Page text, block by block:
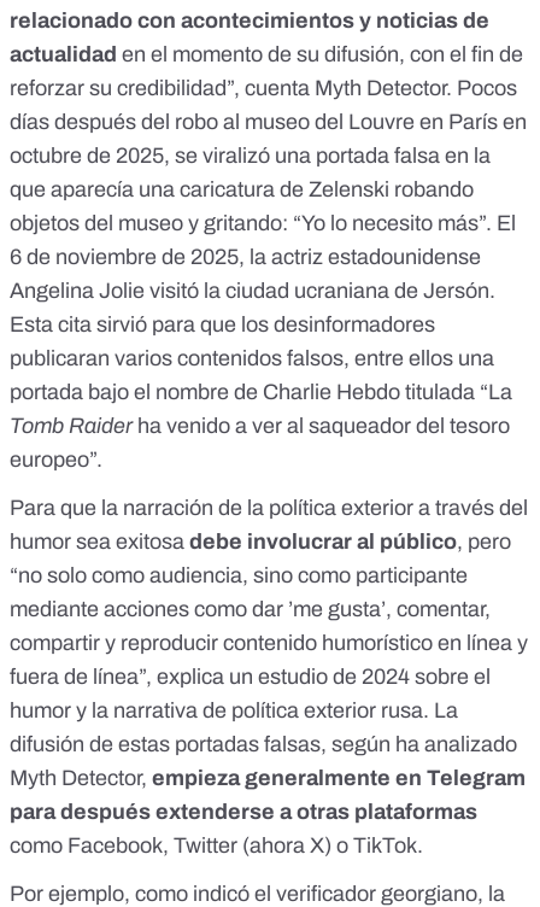
relacionado con acontecimientos y noticias de
actualidad en el momento de su difusión, con el fin de
reforzar su credibilidad”, cuenta Myth Detector. Pocos
días después del robo al museo del Louvre en París en
octubre de 2025, se viralizó una portada falsa en la
que aparecía una caricatura de Zelenski robando
objetos del museo y gritando: “Yo lo necesito más”. El
6 de noviembre de 2025, la actriz estadounidense
Angelina Jolie visitó la ciudad ucraniana de Jersón.
Esta cita sirvió para que los desinformadores
publicaran varios contenidos falsos, entre ellos una
portada bajo el nombre de Charlie Hebdo titulada “La
Tomb Raiderha venido a ver al saqueador del tesoro
europeo”.
Para que la narración de la política exterior a través del
humor sea exitosa debe involucrar al público, pero
“no solo como audiencia, sino como participante
mediante acciones como dar ’me gusta’, comentar,
compartir y reproducir contenido humorístico en línea y
fuera de línea”, explica un estudio de 2024 sobre el
humor y la narrativa de política exterior rusa. La
difusión de estas portadas falsas, según ha analizado
Myth Detector, empieza generalmente en Telegram
para después extenderse a otras plataformas
como Facebook, Twitter (ahora X) o TikTok.
Por ejemplo, como indicó el verificador georgiano, la